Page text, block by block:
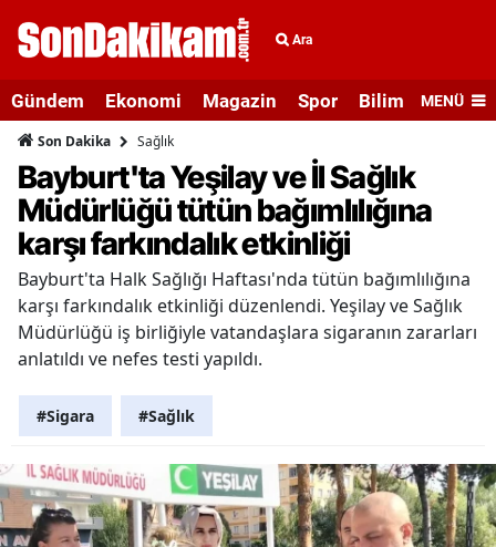
Ara
Gündem Ekonomi Magazin Spor Bilim veMENÜ
Son Dakika Sağlık
Bayburt'ta Yeşilay ve İl Sağlık
Müdürlüğü tütün bağımlılığına
karşı farkındalık etkinliği
Bayburt'ta Halk Sağlığı Haftası'nda tütün bağımlılığına
karşı farkındalık etkinliği düzenlendi. Yeşilay ve Sağlık
Müdürlüğü iş birliğiyle vatandaşlara sigaranın zararları
anlatıldı ve nefes testi yapıldı.
#Sigara #Sağlık